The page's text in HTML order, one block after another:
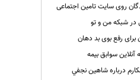
روی سایت تامین اجتماعی
شبکه من و تو
سوابق بیمه
درباره شاهين نجفي